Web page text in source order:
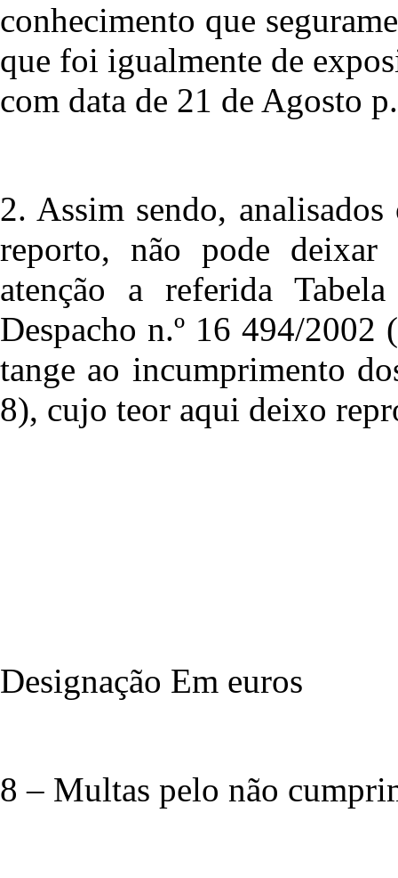
conhecimento que
que foi igualmente de
com data de 21 de Agosto
2. Assim sendo,
reporto, não pode
atenção a referida
Despacho n.º 16 494/2002
tange ao incumprimento
8), cujo teor aqui deixo
Designação Em euros
8 – Multas pelo não